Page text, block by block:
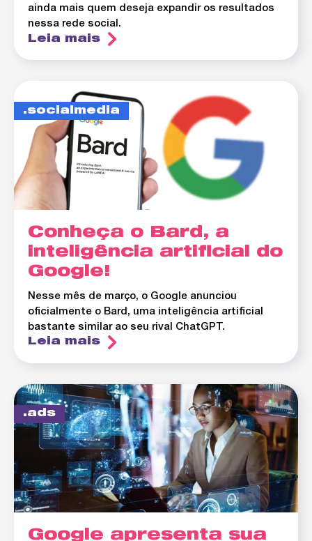
ainda mais quem deseja expandir os resultados
nessa rede social.
Leia mais
socialmedia
Conheça o Bard, a
inteligência artificial do
Google!
Nesse mês de março, o Google anunciou
oficialmente o Bard, uma inteligência artificial
bastante similar ao seu rival ChatGPT.
Leia mais
ads
Google apresenta sua